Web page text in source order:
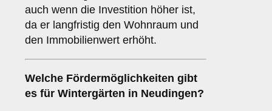
auch wenn die Investition höher ist,
da er langfristig den Wohnraum und
den Immobilienwert erhöht.
Welche Fördermöglichkeiten gibt
es für Wintergärten in Neudingen?